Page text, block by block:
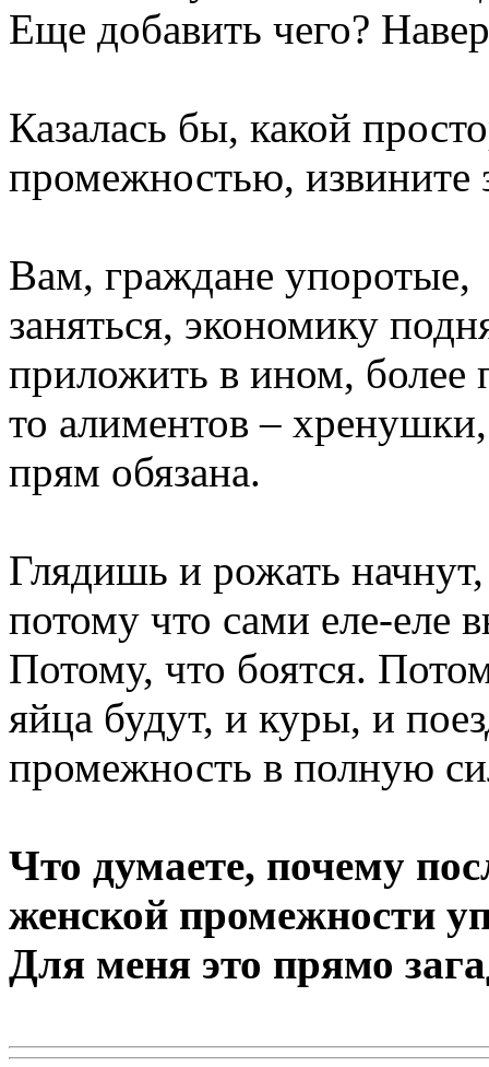
Еще добавить чего?
Казалась бы, какой
промежностью, извините
Вам, граждане
заняться, экономику
приложить в ином, более
то алиментов –
прям обязана.
Глядишь и рожать
потому что сами еле-еле
Потому, что боятся.
яйца будут, и куры, и
промежность в полную
Что думаете, почему
женской промежности
Для меня это прямо